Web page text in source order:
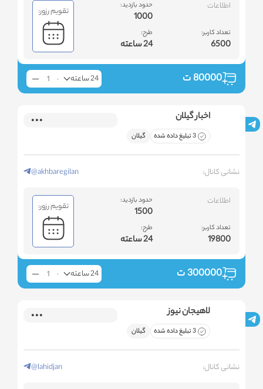
اطلاعات
تعداد کاربر:
6500
حدود بازدید:
1000
طرح:
24 ساعته
تقویم رزور:
80000ت 24 ساعته
اخبار گیلان
3 تبلیغ داده شده گیلان
نشانی کانال: @akhbaregilan
اطلاعات
تعداد کاربر:
19800
حدود بازدید:
1500
طرح:
24 ساعته
تقویم رزور:
300000ت 24 ساعته
لاهیجان نیوز
3 تبلیغ داده شده گیلان
نشانی کانال: @lahidjan